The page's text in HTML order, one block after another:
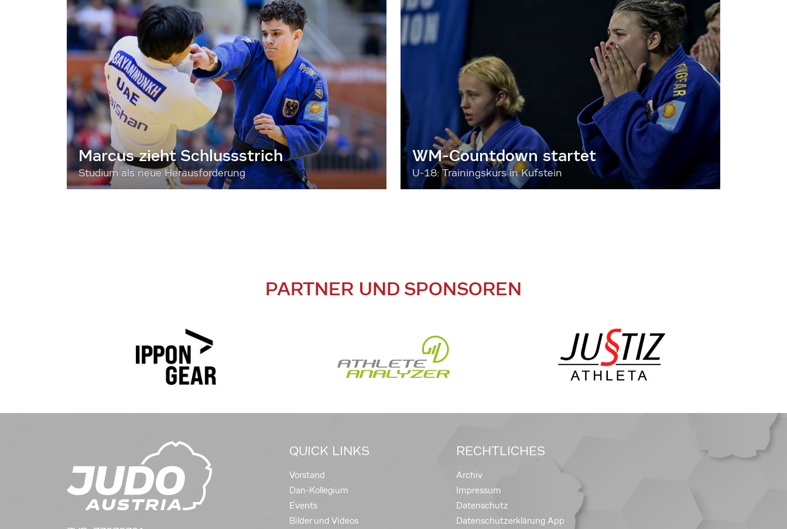
Marcus zieht Schlussstrich
Studium als neue Herausforderung
WM-Countdown startet
U-18: Trainingskurs in Kufstein
PARTNER UND SPONSOREN
QUICK LINKS
Vorstand
Dan-Kollegium
Events
Bilder und Videos
RECHTLICHES
Archiv
Impressum
Datenschutz
Datenschutzerklärung App